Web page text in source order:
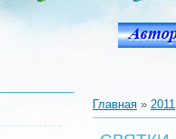
Главная » 2011